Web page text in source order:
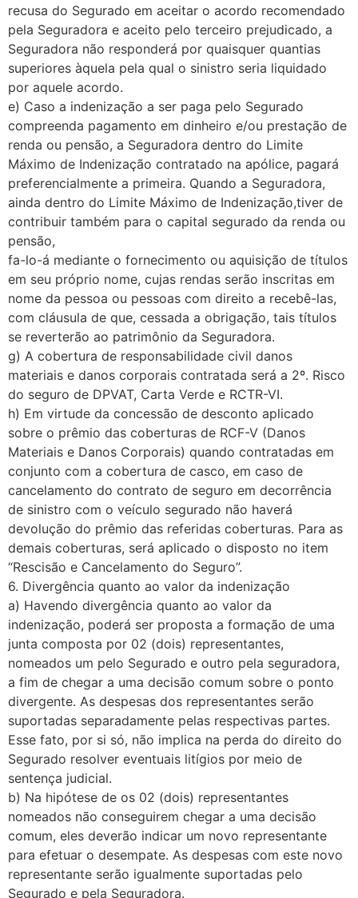
recusa do Segurado em aceitar o acordo recomendado
pela Seguradora e aceito pelo terceiro prejudicado, a
Seguradora não responderá por quaisquer quantias
superiores àquela pela qual o sinistro seria liquidado
por aquele acordo.
e) Caso a indenização a ser paga pelo Segurado
compreenda pagamento em dinheiro e/ou prestação de
renda ou pensão, a Seguradora dentro do Limite
Máximo de Indenização contratado na apólice, pagará
preferencialmente a primeira. Quando a Seguradora,
ainda dentro do Limite Máximo de Indenização,tiver de
contribuir também para o capital segurado da renda ou
pensão,
fa-lo-á mediante o fornecimento ou aquisição de títulos
em seu próprio nome, cujas rendas serão inscritas em
nome da pessoa ou pessoas com direito a recebê-las,
com cláusula de que, cessada a obrigação, tais títulos
se reverterão ao patrimônio da Seguradora.
g) A cobertura de responsabilidade civil danos
materiais e danos corporais contratada será a 2º. Risco
do seguro de DPVAT, Carta Verde e RCTR-VI.
h) Em virtude da concessão de desconto aplicado
sobre o prêmio das coberturas de RCF-V (Danos
Materiais e Danos Corporais) quando contratadas em
conjunto com a cobertura de casco, em caso de
cancelamento do contrato de seguro em decorrência
de sinistro com o veículo segurado não haverá
devolução do prêmio das referidas coberturas. Para as
demais coberturas, será aplicado o disposto no item
“Rescisão e Cancelamento do Seguro”.
6. Divergência quanto ao valor da indenização
a) Havendo divergência quanto ao valor da
indenização, poderá ser proposta a formação de uma
junta composta por 02 (dois) representantes,
nomeados um pelo Segurado e outro pela seguradora,
a fim de chegar a uma decisão comum sobre o ponto
divergente. As despesas dos representantes serão
suportadas separadamente pelas respectivas partes.
Esse fato, por si só, não implica na perda do direito do
Segurado resolver eventuais litígios por meio de
sentença judicial.
b) Na hipótese de os 02 (dois) representantes
nomeados não conseguirem chegar a uma decisão
comum, eles deverão indicar um novo representante
para efetuar o desempate. As despesas com este novo
representante serão igualmente suportadas pelo
Segurado e pela Seguradora.